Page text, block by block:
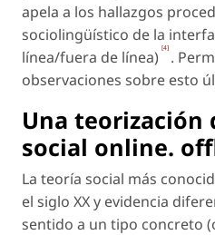
apela a los hallazgos
sociolingüístico de la
línea/fuera de línea) [4] .
observaciones sobre esto
Una teorización
social online.
La teoría social más
el siglo XX y evidencia
sentido a un tipo concreto